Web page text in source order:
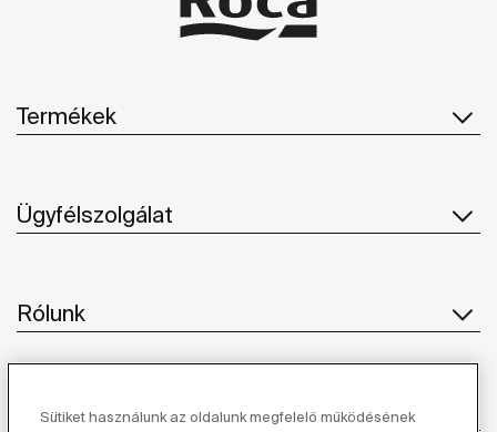
Termékek
Ügyfélszolgálat
Rólunk
Ihlet
Sütiket használunk az oldalunk megfelelő működésének